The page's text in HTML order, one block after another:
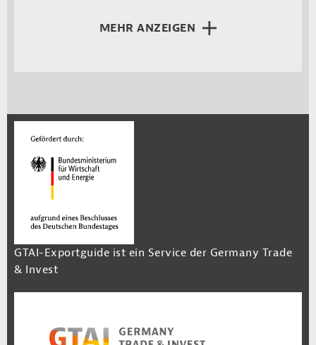
MEHR ANZEIGEN
GTAI-Exportguide ist ein Service der Germany Trade
& Invest